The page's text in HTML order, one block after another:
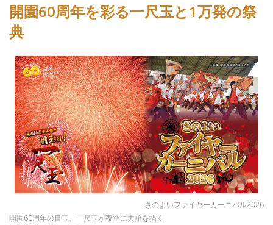
開園60周年を彩る一尺玉と1万発の祭
典
さのよいファイヤーカーニバル2026
開園60周年の目玉、一尺玉が夜空に大輪を描く